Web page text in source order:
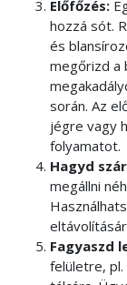
Előfőzés:
hozzá sót.
és
megőrizd a
során. Az
jégre vagy
folyamatot.
Hagyd
megállni
Fagyaszd
felületre,